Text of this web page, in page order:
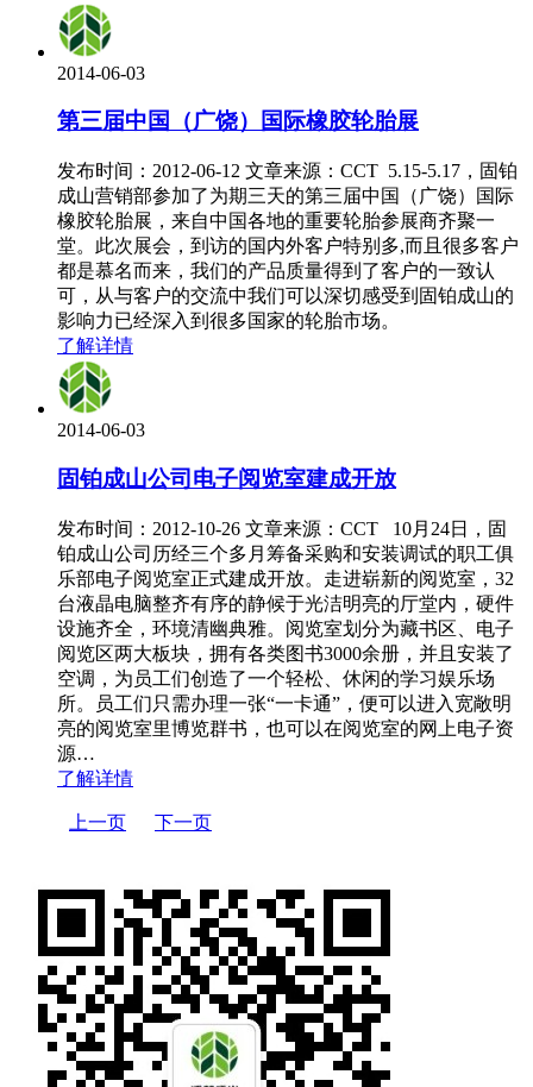
2014-06-03
第三届中国（广饶）国际橡胶轮胎展
发布时间：2012-06-12 文章来源：CCT 5.15-5.17，固铂
成山营销部参加了为期三天的第三届中国（广饶）国际
橡胶轮胎展，来自中国各地的重要轮胎参展商齐聚一
堂。此次展会，到访的国内外客户特别多,而且很多客户
都是慕名而来，我们的产品质量得到了客户的一致认
可，从与客户的交流中我们可以深切感受到固铂成山的
影响力已经深入到很多国家的轮胎市场。
了解详情
2014-06-03
固铂成山公司电子阅览室建成开放
发布时间：2012-10-26 文章来源：CCT 10月24日，固
铂成山公司历经三个多月筹备采购和安装调试的职工俱
乐部电子阅览室正式建成开放。走进崭新的阅览室，32
台液晶电脑整齐有序的静候于光洁明亮的厅堂内，硬件
设施齐全，环境清幽典雅。阅览室划分为藏书区、电子
阅览区两大板块，拥有各类图书3000余册，并且安装了
空调，为员工们创造了一个轻松、休闲的学习娱乐场
所。员工们只需办理一张“一卡通”，便可以进入宽敞明
亮的阅览室里博览群书，也可以在阅览室的网上电子资
源…
了解详情
上一页 下一页